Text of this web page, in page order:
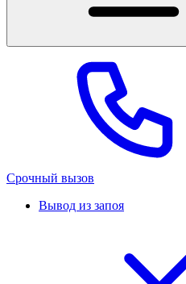
Срочный вызов
Вывод из запоя